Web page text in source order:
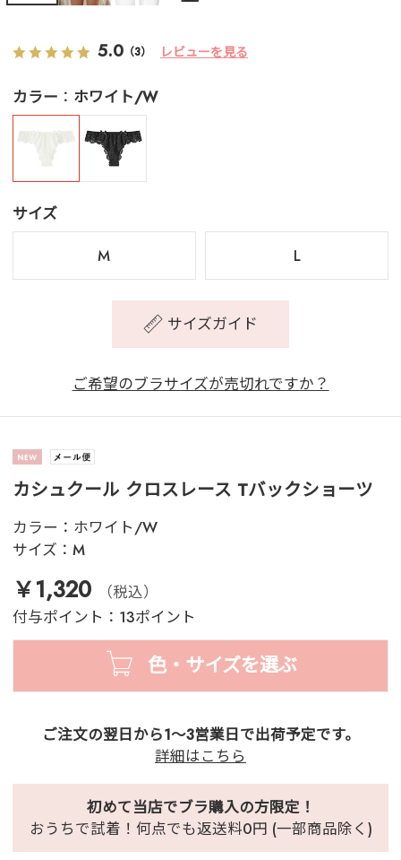
5.0 （3） レビューを見る
カラー ホワイト/W
サイズ
M
L
サイズガイド
ご希望のブラサイズが売切れですか？
カシュクール クロスレース Tバックショーツ
カラー： ホワイト/W
サイズ： M
￥1,320
（税込）
付与ポイント：13ポイント
色・サイズを選ぶ
ご注文の翌日から1～3営業日で出荷予定です。
詳細はこちら
初めて当店でブラ購入の方限定！
おうちで試着！何点でも返送料0円 (一部商品除く)